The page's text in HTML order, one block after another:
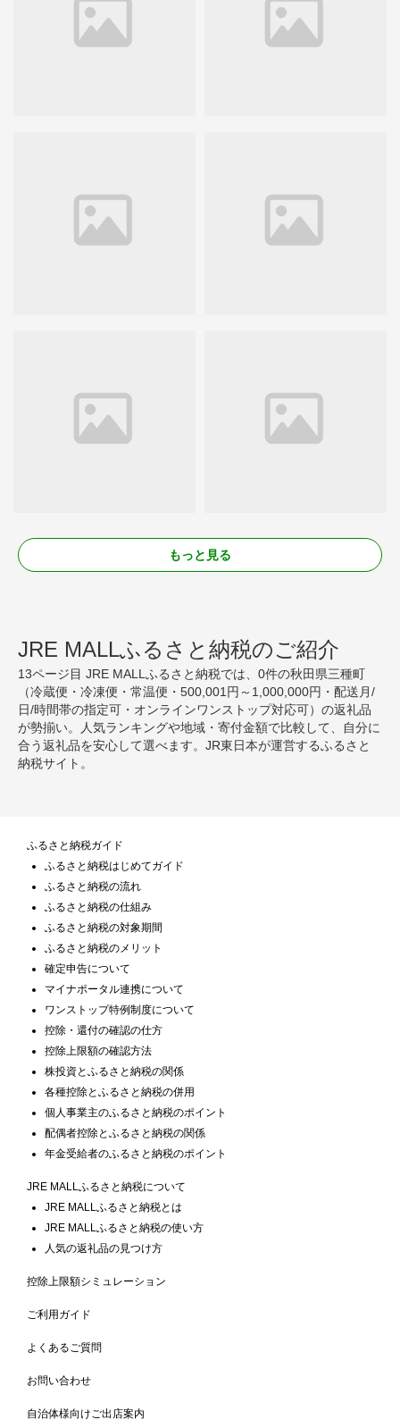
もっと見る
JRE MALLふるさと納税のご紹介
13ページ目 JRE MALLふるさと納税では、0件の秋田県三種町
（冷蔵便・冷凍便・常温便・500,001円～1,000,000円・配送月/
日/時間帯の指定可・オンラインワンストップ対応可）の返礼品
が勢揃い。人気ランキングや地域・寄付金額で比較して、自分に
合う返礼品を安心して選べます。JR東日本が運営するふるさと
納税サイト。
ふるさと納税ガイド
ふるさと納税はじめてガイド
ふるさと納税の流れ
ふるさと納税の仕組み
ふるさと納税の対象期間
ふるさと納税のメリット
確定申告について
マイナポータル連携について
ワンストップ特例制度について
控除・還付の確認の仕方
控除上限額の確認方法
株投資とふるさと納税の関係
各種控除とふるさと納税の併用
個人事業主のふるさと納税のポイント
配偶者控除とふるさと納税の関係
年金受給者のふるさと納税のポイント
JRE MALLふるさと納税について
JRE MALLふるさと納税とは
JRE MALLふるさと納税の使い方
人気の返礼品の見つけ方
控除上限額シミュレーション
ご利用ガイド
よくあるご質問
お問い合わせ
自治体様向けご出店案内